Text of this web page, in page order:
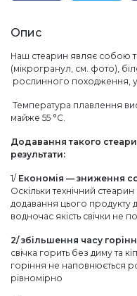
Опис
Наш стеарин являє собою
(мікрогранул, см. фото),
рослинного походження, у
Температура плавлення
майже 55 °C.
Додавання такого
результати:
1/ Економія — зниження
Оскільки технічний
додавання цього продукту
водночас якість свічки не
2/ збільшення часу
свічка горить без диму та
горіння не наповнюється
рівномірно